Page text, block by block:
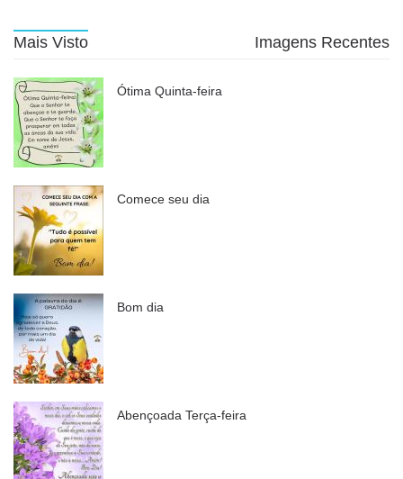
Mais Visto Imagens Recentes
Ótima Quinta-feira
Comece seu dia
Bom dia
Abençoada Terça-feira